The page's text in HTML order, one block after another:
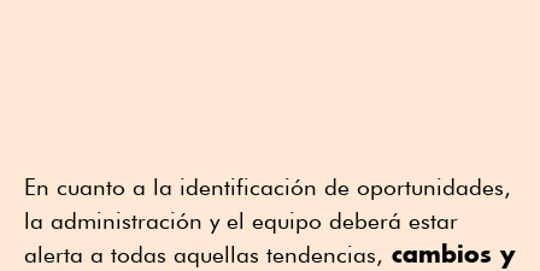
En cuanto a la identificación de oportunidades,
la administración y el equipo deberá estar
alerta a todas aquellas tendencias, cambios y